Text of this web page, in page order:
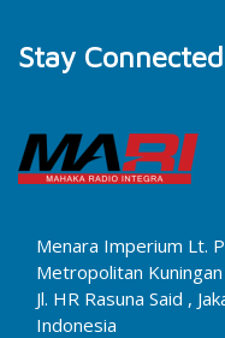
Stay Connected
Menara Imperium Lt.
Metropolitan
Jl. HR Rasuna Said ,
Indonesia